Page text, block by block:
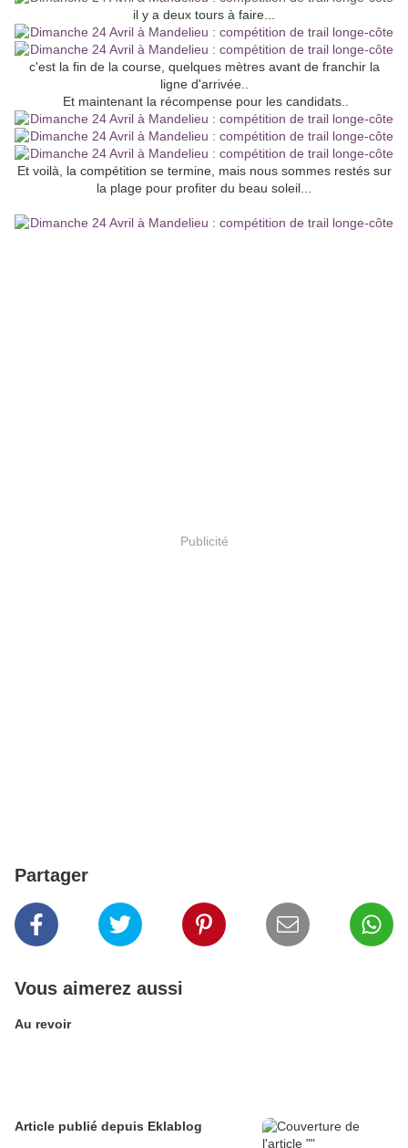
il y a deux tours à faire...
c'est la fin de la course, quelques mètres avant de franchir la
ligne d'arrivée..
Et maintenant la récompense pour les candidats..
Et voilà, la compétition se termine, mais nous sommes restés sur
la plage pour profiter du beau soleil...
Publicité
Partager
Vous aimerez aussi
Au revoir
Article publié depuis Eklablog